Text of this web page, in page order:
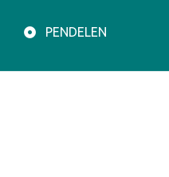
PENDELEN